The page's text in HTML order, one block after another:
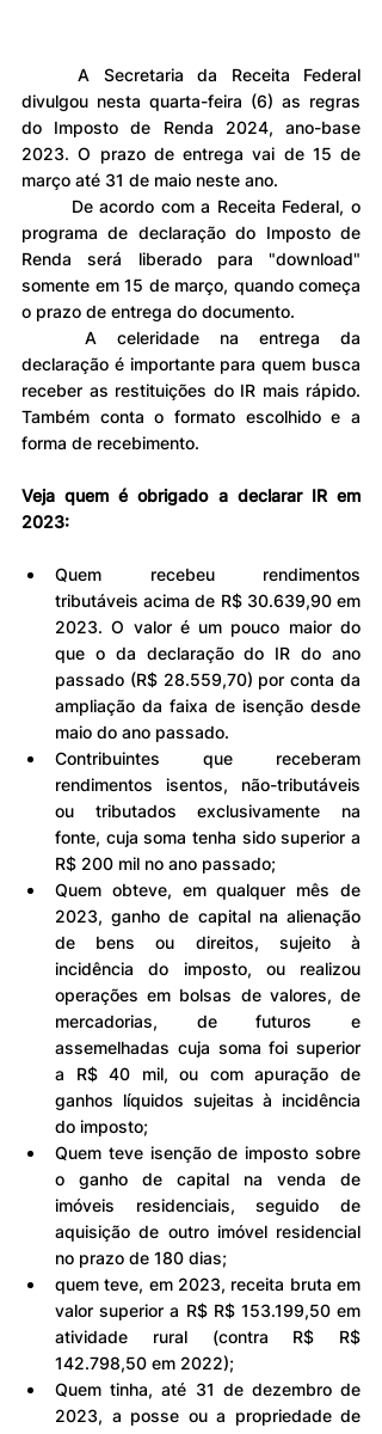
	A Secretaria da Receita Federal
divulgou nesta quarta-feira (6) as regras
do Imposto de Renda 2024, ano-base
2023. O prazo de entrega vai de 15 de
março até 31 de maio neste ano.
programa de declaração do Imposto de
Renda será liberado para "download"
somente em 15 de março, quando começa
o prazo de entrega do documento.
declaração é importante para quem busca
receber as restituições do IR mais rápido.
Também conta o formato escolhido e a
forma de recebimento.
Veja quem é obrigado a declarar IR em
2023:
Quem recebeu rendimentos
tributáveis acima de R$ 30.639,90 em
2023. O valor é um pouco maior do
que o da declaração do IR do ano
passado (R$ 28.559,70) por conta da
ampliação da faixa de isenção desde
maio do ano passado.
Contribuintes que receberam
rendimentos isentos, não-tributáveis
ou tributados exclusivamente na
fonte, cuja soma tenha sido superior a
R$ 200 mil no ano passado;
Quem obteve, em qualquer mês de
2023, ganho de capital na alienação
de bens ou direitos, sujeito à
incidência do imposto, ou realizou
operações em bolsas de valores, de
mercadorias, de futuros e
assemelhadas cuja soma foi superior
a R$ 40 mil, ou com apuração de
ganhos líquidos sujeitas à incidência
do imposto;
Quem teve isenção de imposto sobre
o ganho de capital na venda de
imóveis residenciais, seguido de
aquisição de outro imóvel residencial
no prazo de 180 dias;
quem teve, em 2023, receita bruta em
valor superior a R$ R$ 153.199,50 em
atividade rural (contra R$ R$
142.798,50 em 2022);
Quem tinha, até 31 de dezembro de
2023, a posse ou a propriedade de